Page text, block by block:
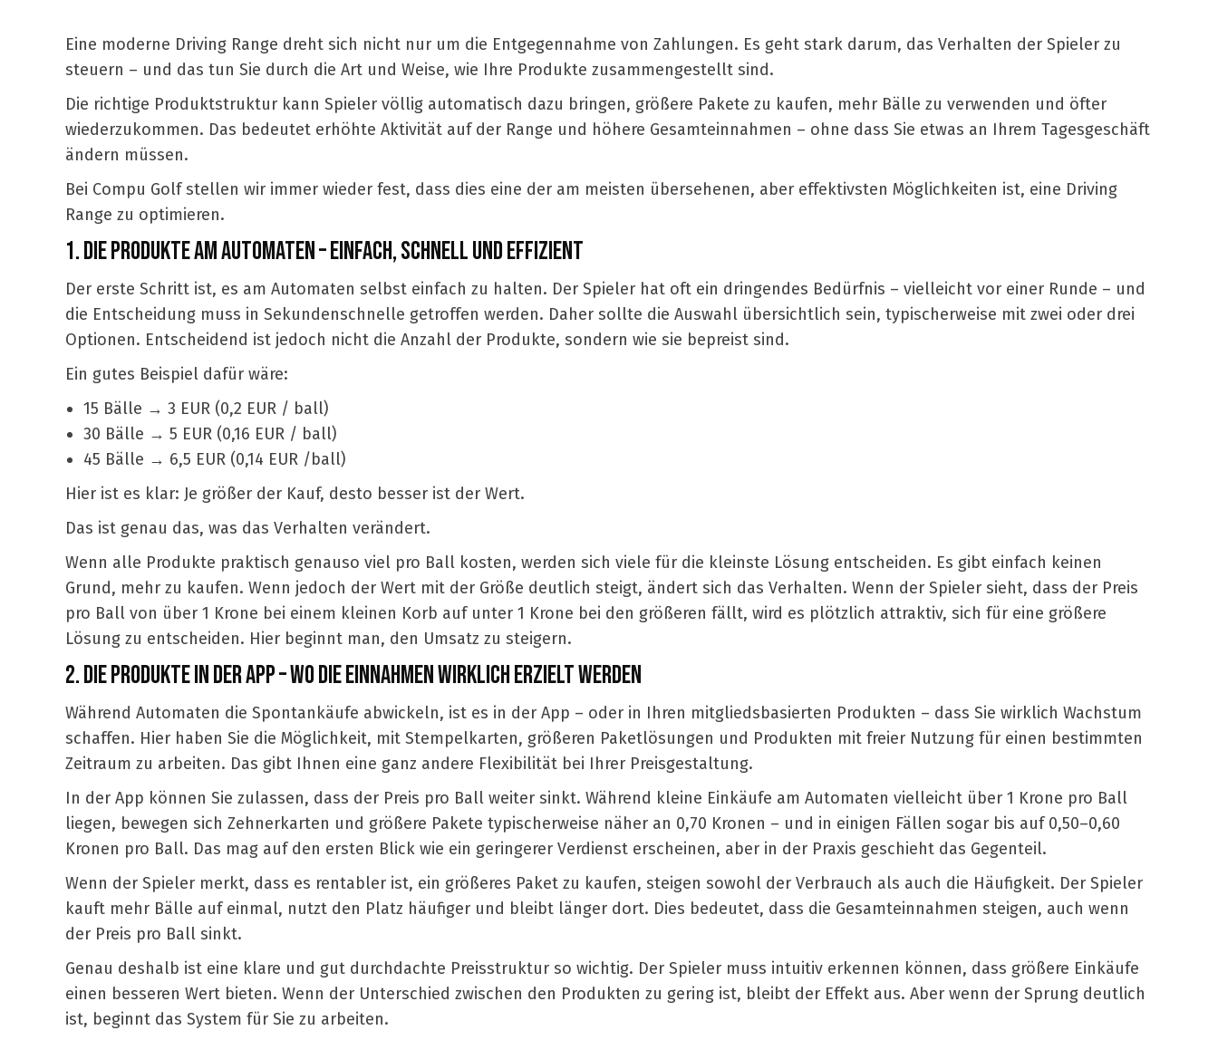
Eine moderne Driving Range dreht sich nicht nur um die Entgegennahme von Zahlungen. Es geht stark darum, das Verhalten der Spieler zu
steuern – und das tun Sie durch die Art und Weise, wie Ihre Produkte zusammengestellt sind.
Die richtige Produktstruktur kann Spieler völlig automatisch dazu bringen, größere Pakete zu kaufen, mehr Bälle zu verwenden und öfter
wiederzukommen. Das bedeutet erhöhte Aktivität auf der Range und höhere Gesamteinnahmen – ohne dass Sie etwas an Ihrem Tagesgeschäft
ändern müssen.
Bei Compu Golf stellen wir immer wieder fest, dass dies eine der am meisten übersehenen, aber effektivsten Möglichkeiten ist, eine Driving
Range zu optimieren.
1. DIE PRODUKTE AM AUTOMATEN – EINFACH, SCHNELL UND EFFIZIENT
Der erste Schritt ist, es am Automaten selbst einfach zu halten. Der Spieler hat oft ein dringendes Bedürfnis – vielleicht vor einer Runde – und
die Entscheidung muss in Sekundenschnelle getroffen werden. Daher sollte die Auswahl übersichtlich sein, typischerweise mit zwei oder drei
Optionen. Entscheidend ist jedoch nicht die Anzahl der Produkte, sondern wie sie bepreist sind.
Ein gutes Beispiel dafür wäre:
15 Bälle → 3 EUR (0,2 EUR / ball)
30 Bälle → 5 EUR (0,16 EUR / ball)
45 Bälle → 6,5 EUR (0,14 EUR /ball)
Hier ist es klar: Je größer der Kauf, desto besser ist der Wert.
Das ist genau das, was das Verhalten verändert.
Wenn alle Produkte praktisch genauso viel pro Ball kosten, werden sich viele für die kleinste Lösung entscheiden. Es gibt einfach keinen
Grund, mehr zu kaufen. Wenn jedoch der Wert mit der Größe deutlich steigt, ändert sich das Verhalten. Wenn der Spieler sieht, dass der Preis
pro Ball von über 1 Krone bei einem kleinen Korb auf unter 1 Krone bei den größeren fällt, wird es plötzlich attraktiv, sich für eine größere
Lösung zu entscheiden. Hier beginnt man, den Umsatz zu steigern.
2. DIE PRODUKTE IN DER APP – WO DIE EINNAHMEN WIRKLICH ERZIELT WERDEN
Während Automaten die Spontankäufe abwickeln, ist es in der App – oder in Ihren mitgliedsbasierten Produkten – dass Sie wirklich Wachstum
schaffen. Hier haben Sie die Möglichkeit, mit Stempelkarten, größeren Paketlösungen und Produkten mit freier Nutzung für einen bestimmten
Zeitraum zu arbeiten. Das gibt Ihnen eine ganz andere Flexibilität bei Ihrer Preisgestaltung.
In der App können Sie zulassen, dass der Preis pro Ball weiter sinkt. Während kleine Einkäufe am Automaten vielleicht über 1 Krone pro Ball
liegen, bewegen sich Zehnerkarten und größere Pakete typischerweise näher an 0,70 Kronen – und in einigen Fällen sogar bis auf 0,50–0,60
Kronen pro Ball. Das mag auf den ersten Blick wie ein geringerer Verdienst erscheinen, aber in der Praxis geschieht das Gegenteil.
Wenn der Spieler merkt, dass es rentabler ist, ein größeres Paket zu kaufen, steigen sowohl der Verbrauch als auch die Häufigkeit. Der Spieler
kauft mehr Bälle auf einmal, nutzt den Platz häufiger und bleibt länger dort. Dies bedeutet, dass die Gesamteinnahmen steigen, auch wenn
der Preis pro Ball sinkt.
Genau deshalb ist eine klare und gut durchdachte Preisstruktur so wichtig. Der Spieler muss intuitiv erkennen können, dass größere Einkäufe
einen besseren Wert bieten. Wenn der Unterschied zwischen den Produkten zu gering ist, bleibt der Effekt aus. Aber wenn der Sprung deutlich
ist, beginnt das System für Sie zu arbeiten.